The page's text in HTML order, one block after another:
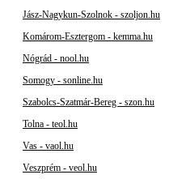
Jász-Nagykun-Szolnok - szoljon.hu
Komárom-Esztergom - kemma.hu
Nógrád - nool.hu
Somogy - sonline.hu
Szabolcs-Szatmár-Bereg - szon.hu
Tolna - teol.hu
Vas - vaol.hu
Veszprém - veol.hu